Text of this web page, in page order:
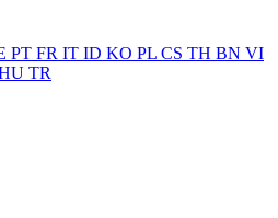
PT FR IT ID KO PL CS TH BN VI
TR